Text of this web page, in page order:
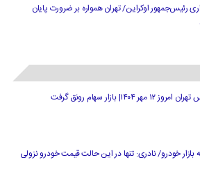
رئیس‌جمهور اوکراین/ تهران همواره بر ضرورت پایان
۱۴۰۴| بازار سهام رونق گرفت
بازار خودرو/ نادری: تنها در این حالت قیمت خودرو نزولی